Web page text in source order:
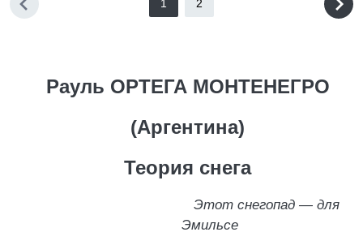
1 2
Рауль ОРТЕГА МОНТЕНЕГРО
(Аргентина)
Теория снега
Этот снегопад — для
Эмильсе